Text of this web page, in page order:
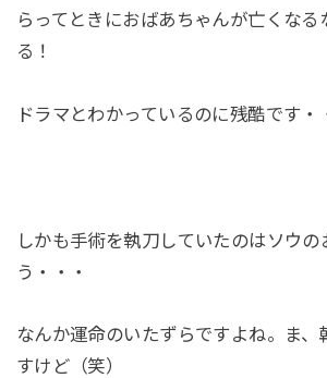
らってときにおばあちゃんが亡くなる
る！
ドラマとわかっているのに残酷です・
しかも手術を執刀していたのはソウの
う・・・
なんか運命のいたずらですよね。ま、
すけど（笑）